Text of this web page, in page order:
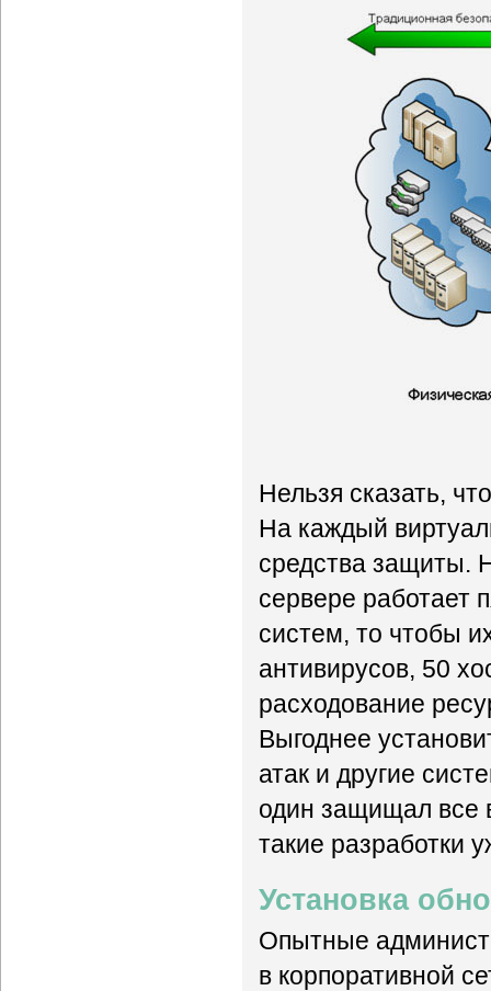
Нельзя сказать,
На каждый
средства защиты.
сервере работает
систем, то чтобы
антивирусов, 50
расходование
Выгоднее
атак и другие
один защищал все
такие разработки
Установка
Опытные
в корпоративной